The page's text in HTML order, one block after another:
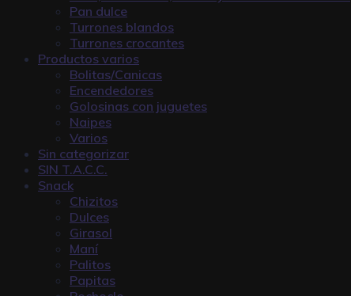
Pan dulce
Turrones blandos
Turrones crocantes
Productos varios
Bolitas/Canicas
Encendedores
Golosinas con juguetes
Naipes
Varios
Sin categorizar
SIN T.A.C.C.
Snack
Chizitos
Dulces
Girasol
Maní
Palitos
Papitas